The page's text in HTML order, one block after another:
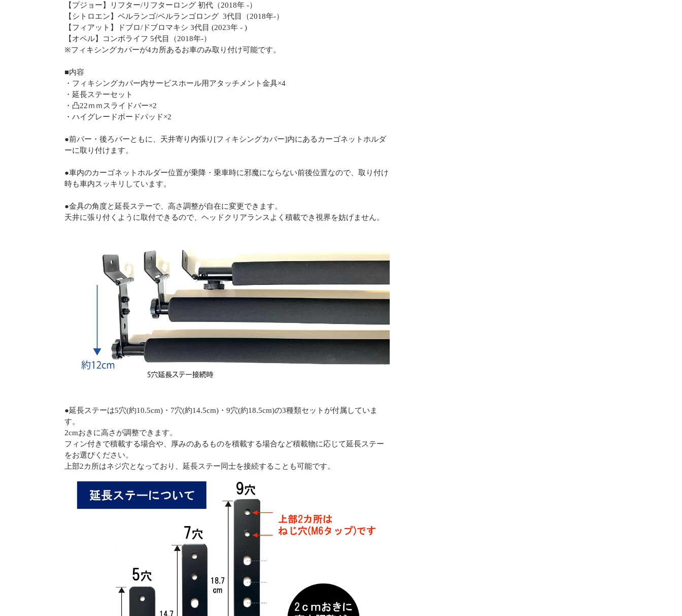
【プジョー】リフター/リフターロング 初代（2018年 -）
【シトロエン】ベルランゴ/ベルランゴロング 3代目（2018年-）
【フィアット】ドブロ/ドブロマキシ 3代目 (2023年 - )
【オペル】コンボライフ 5代目（2018年-）
※フィキシングカバーが4カ所あるお車のみ取り付け可能です。
■内容
・フィキシングカバー内サービスホール用アタッチメント金具×4
・延長ステーセット
・凸22ｍｍスライドバー×2
・ハイグレードボードパッド×2
●前バー・後ろバーともに、天井寄り内張り[フィキシングカバー]内にあるカーゴネットホルダ
ーに取り付けます。
●車内のカーゴネットホルダー位置が乗降・乗車時に邪魔にならない前後位置なので、取り付け
時も車内スッキリしています。
●金具の角度と延長ステーで、高さ調整が自在に変更できます。
天井に張り付くように取付できるので、ヘッドクリアランスよく積載でき視界を妨げません。
●延長ステーは5穴(約10.5cm)・7穴(約14.5cm)・9穴(約18.5cm)の3種類セットが付属していま
す。
2cmおきに高さが調整できます。
フィン付きで積載する場合や、厚みのあるものを積載する場合など積載物に応じて延長ステー
をお選びください。
上部2カ所はネジ穴となっており、延長ステー同士を接続することも可能です。